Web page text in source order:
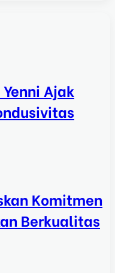
Ajak
Komitmen
Berkualitas